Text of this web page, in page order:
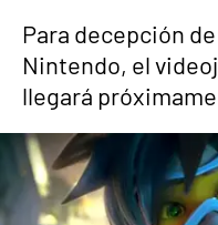
Para decepción
Nintendo, el
llegará